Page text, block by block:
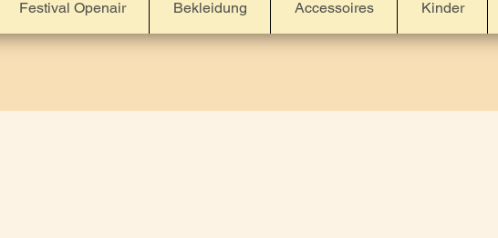
Festival Openair Bekleidung Accessoires Kinder